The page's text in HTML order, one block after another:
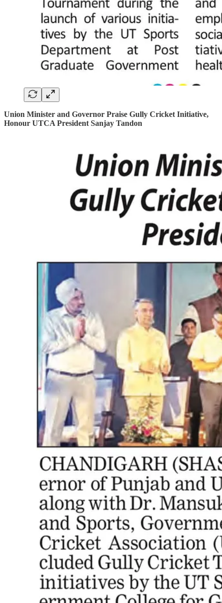
Union Minister and Governor Praise Gully Cricket Initiative,
Honour UTCA President Sanjay Tandon